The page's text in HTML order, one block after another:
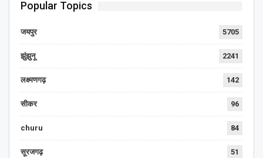
Popular Topics
जयपुर 5705
झुंझुनू 2241
लक्ष्मणगढ़ 142
सीकर 96
churu 84
सूरजगढ़ 51